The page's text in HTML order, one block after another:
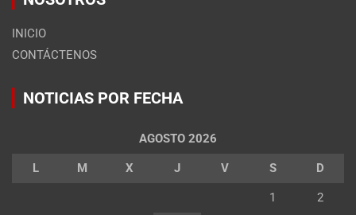
INICIO
CONTÁCTENOS
NOTICIAS POR FECHA
AGOSTO 2026
L M X J V S D
1 2